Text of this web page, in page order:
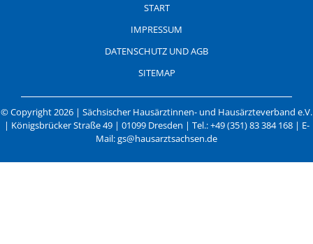
START
IMPRESSUM
DATENSCHUTZ UND AGB
SITEMAP
© Copyright 2026 | Sächsischer Hausärztinnen- und Hausärzteverband e.V.
| Königsbrücker Straße 49 | 01099 Dresden | Tel.: +49 (351) 83 384 168 | E-
Mail: gs@hausarztsachsen.de